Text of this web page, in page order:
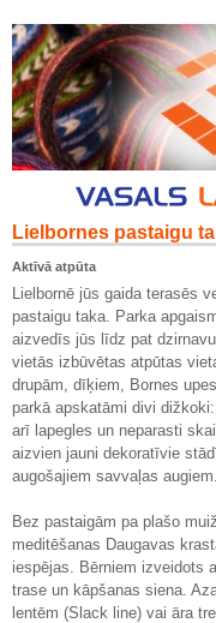
Lielbornes pastaigu
Aktīvā atpūta
Lielbornē jūs gaida terasēs
pastaigu taka. Parka
aizvedīs jūs līdz pat
vietās izbūvētas atpūtas
drupām, dīķiem, Bornes
parkā apskatāmi divi
arī lapegles un neparasti
aizvien jauni dekoratīvie
augošajiem savvaļas augiem.
Bez pastaigām pa plašo
meditēšanas Daugavas
iespējas. Bērniem izveidots
trase un kāpšanas siena.
lentēm (Slack line) vai āra